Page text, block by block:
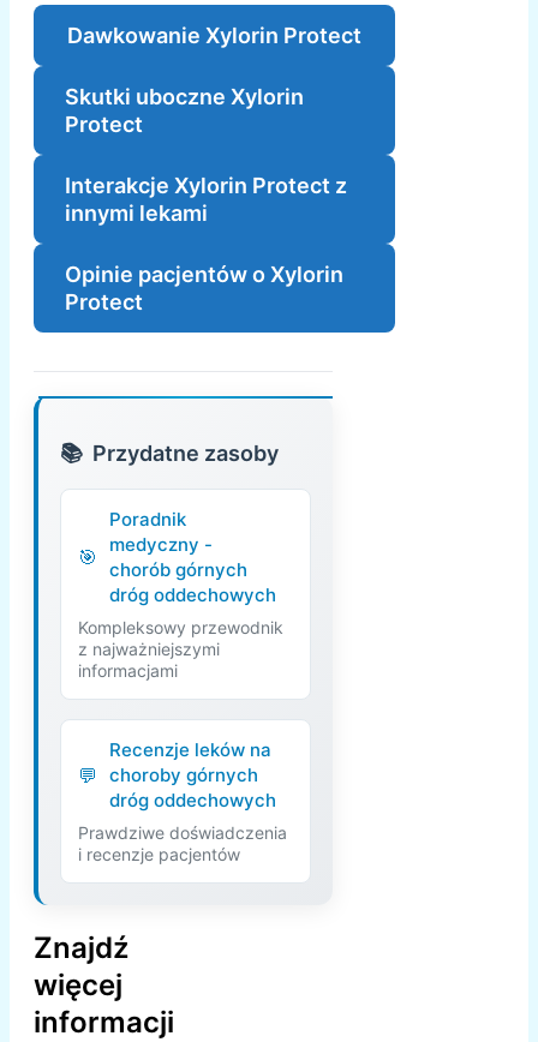
Dawkowanie Xylorin Protect
Skutki uboczne Xylorin
Protect
Interakcje Xylorin Protect z
innymi lekami
Opinie pacjentów o Xylorin
Protect
Przydatne zasoby
Poradnik
medyczny -
chorób górnych
dróg oddechowych
Kompleksowy przewodnik
z najważniejszymi
informacjami
Recenzje leków na
choroby górnych
dróg oddechowych
Prawdziwe doświadczenia
i recenzje pacjentów
Znajdź
więcej
informacji